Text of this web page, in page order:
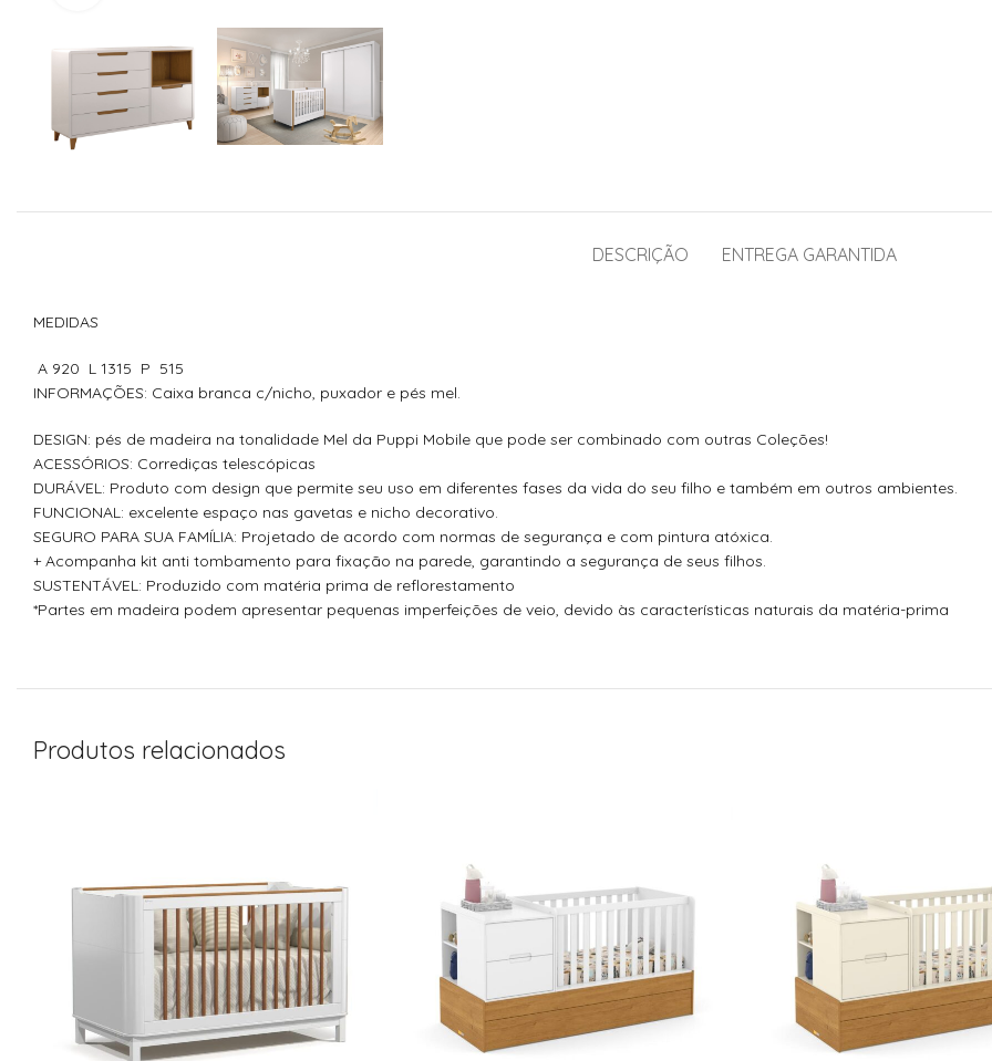
DESCRIÇÃO ENTREGA GARANTIDA
MEDIDAS
A 920 L 1315 P 515
INFORMAÇÕES: Caixa branca c/nicho, puxador e pés mel.
DESIGN: pés de madeira na tonalidade Mel da Puppi Mobile que pode ser combinado com outras Coleções!
ACESSÓRIOS: Corrediças telescópicas
DURÁVEL: Produto com design que permite seu uso em diferentes fases da vida do seu filho e também em outros ambientes.
FUNCIONAL: excelente espaço nas gavetas e nicho decorativo.
SEGURO PARA SUA FAMÍLIA: Projetado de acordo com normas de segurança e com pintura atóxica.
+Acompanha kit anti tombamento para fixação na parede, garantindo a segurança de seus filhos.
SUSTENTÁVEL: Produzido com matéria prima de reflorestamento
*Partes em madeira podem apresentar pequenas imperfeições de veio, devido às características naturais da matéria-prima
Produtos relacionados